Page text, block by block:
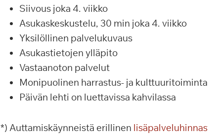
Siivous joka 4. viikko
Asukaskeskustelu, 30 min joka 4. viikko
Yksilöllinen palvelukuvaus
Asukastietojen ylläpito
Vastaanoton palvelut
Monipuolinen harrastus- ja kulttuuritoiminta
Päivän lehti on luettavissa kahvilassa
*) Auttamiskäynneistä erillinen